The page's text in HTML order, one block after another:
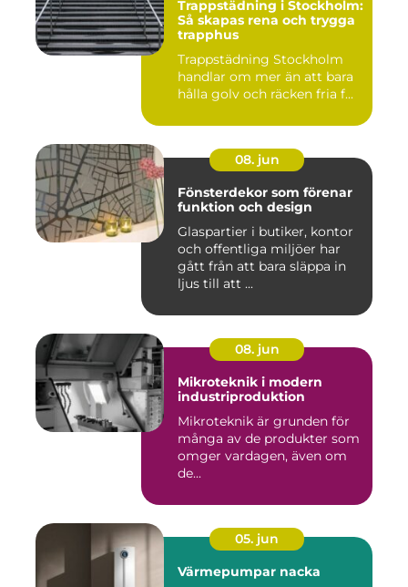
Trappstädning i Stockholm:
Så skapas rena och trygga
trapphus
Trappstädning Stockholm
handlar om mer än att bara
hålla golv och räcken fria f...
08. jun
Fönsterdekor som förenar
funktion och design
Glaspartier i butiker, kontor
och offentliga miljöer har
gått från att bara släppa in
ljus till att ...
08. jun
Mikroteknik i modern
industriproduktion
Mikroteknik är grunden för
många av de produkter som
omger vardagen, även om
de...
05. jun
Värmepumpar nacka